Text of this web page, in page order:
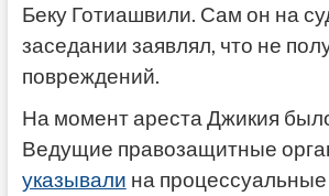
Беку Готиашвили. Сам он на
заседании заявлял, что не
повреждений.
На момент ареста Джикия
Ведущие правозащитные
указывали на